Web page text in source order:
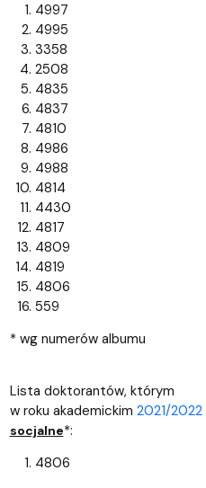
4997
4995
3358
2508
4835
4837
4810
4986
4988
4814
4430
4817
4809
4819
4806
559
* wg numerów albumu
Lista doktorantów, którym
w roku akademickim 2021/2022
socjalne*:
4806